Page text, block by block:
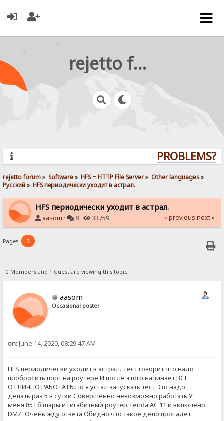
rejetto forum
PROBLEMS?
rejetto forum» Software» HFS ~ HTTP File Server» Other languages»
Pусский» HFS периодически уходит в астрал.
HFS периодически уходит в астрал.
aasom · 8 · 33759 « previous next »
Pages: 1
0 Members and 1 Guest are viewing this topic.
aasom
Occasional poster
on:June 14, 2020, 08:29:47 AM
HFS периодически уходит в астрал. Тест говорит что надо
пробросить порт на роутере.И после этого начинает ВСЁ
ОТЛИЧНО РАБОТАТЬ.Но я устал запускать тест.Это надо
делать раз 5 в сутки Совершенно невозможно работать.У
меня 85Тб шары и гигабитный роутер Tenda AC 11 и включено
DMZ Очень жду ответа Обидно что такое дело пропадёт